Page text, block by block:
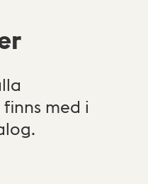
med i